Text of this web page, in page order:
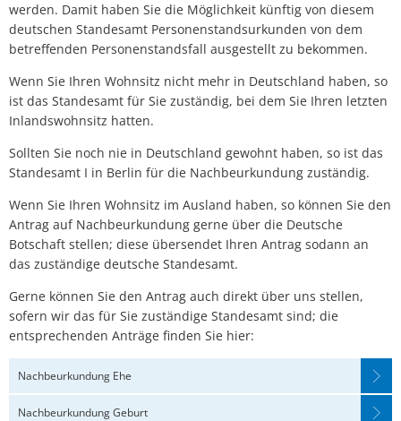
werden. Damit haben Sie die Möglichkeit künftig von diesem
deutschen Standesamt Personenstandsurkunden von dem
betreffenden Personenstandsfall ausgestellt zu bekommen.
Wenn Sie Ihren Wohnsitz nicht mehr in Deutschland haben, so
ist das Standesamt für Sie zuständig, bei dem Sie Ihren letzten
Inlandswohnsitz hatten.
Sollten Sie noch nie in Deutschland gewohnt haben, so ist das
Standesamt I in Berlin für die Nachbeurkundung zuständig.
Wenn Sie Ihren Wohnsitz im Ausland haben, so können Sie den
Antrag auf Nachbeurkundung gerne über die Deutsche
Botschaft stellen; diese übersendet Ihren Antrag sodann an
das zuständige deutsche Standesamt.
Gerne können Sie den Antrag auch direkt über uns stellen,
sofern wir das für Sie zuständige Standesamt sind; die
entsprechenden Anträge finden Sie hier:
Nachbeurkundung Ehe
Nachbeurkundung Geburt